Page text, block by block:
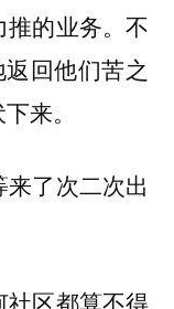
的业务。不
回他们苦之
来。
了次二次出
区都算不得